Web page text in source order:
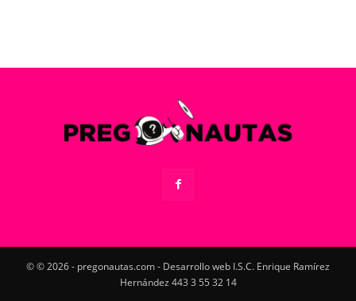
© © 2026 - pregonautas.com - Desarrollo web I.S.C. Enrique Ramírez
Hernández 443 3 55 32 14